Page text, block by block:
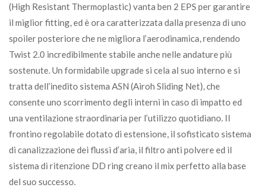
(High Resistant Thermoplastic) vanta ben 2 EPS per garantire
il miglior fitting, ed è ora caratterizzata dalla presenza di uno
spoiler posteriore che ne migliora l’aerodinamica, rendendo
Twist 2.0 incredibilmente stabile anche nelle andature più
sostenute. Un formidabile upgrade si cela al suo interno e si
tratta dell’inedito sistema ASN (Airoh Sliding Net), che
consente uno scorrimento degli interni in caso di impatto ed
una ventilazione straordinaria per l’utilizzo quotidiano. Il
frontino regolabile dotato di estensione, il sofisticato sistema
di canalizzazione dei flussi d’aria, il filtro anti polvere ed il
sistema di ritenzione DD ring creano il mix perfetto alla base
del suo successo.